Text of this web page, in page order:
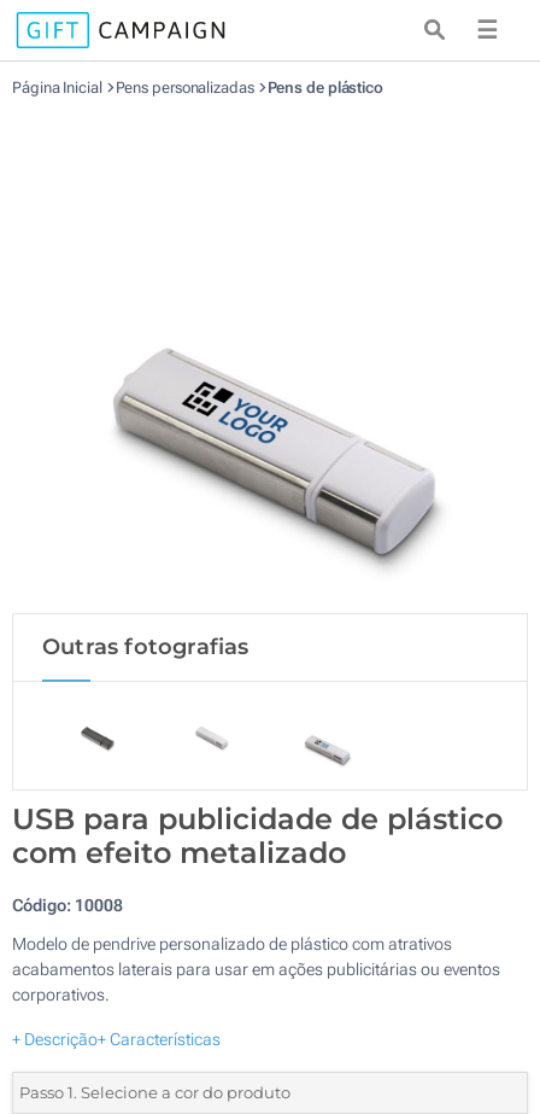
☰
Página Inicial Pens personalizadas Pens de plástico
Outras fotografias
USB para publicidade de plástico
com efeito metalizado
Código: 10008
Modelo de pendrive personalizado de plástico com atrativos
acabamentos laterais para usar em ações publicitárias ou eventos
corporativos.
+ Descrição+ Características
Passo 1. Selecione a cor do produto